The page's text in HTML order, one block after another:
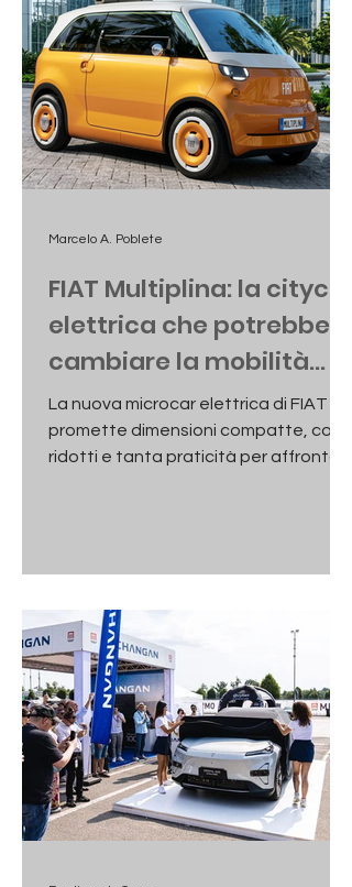
FIAT Multiplina: la citycar
elettrica che potrebbe
cambiare la mobilità
urbana
La nuova microcar elettrica di FIAT
promette dimensioni compatte, costi
ridotti e tanta praticità per affrontare
Marcelo A. Poblete